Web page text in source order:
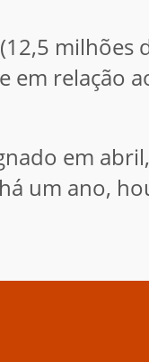
milhões
em relação
em abril,
um ano,